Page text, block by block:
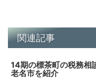
関連記事
14期の標茶町の税務相
老名市を紹介